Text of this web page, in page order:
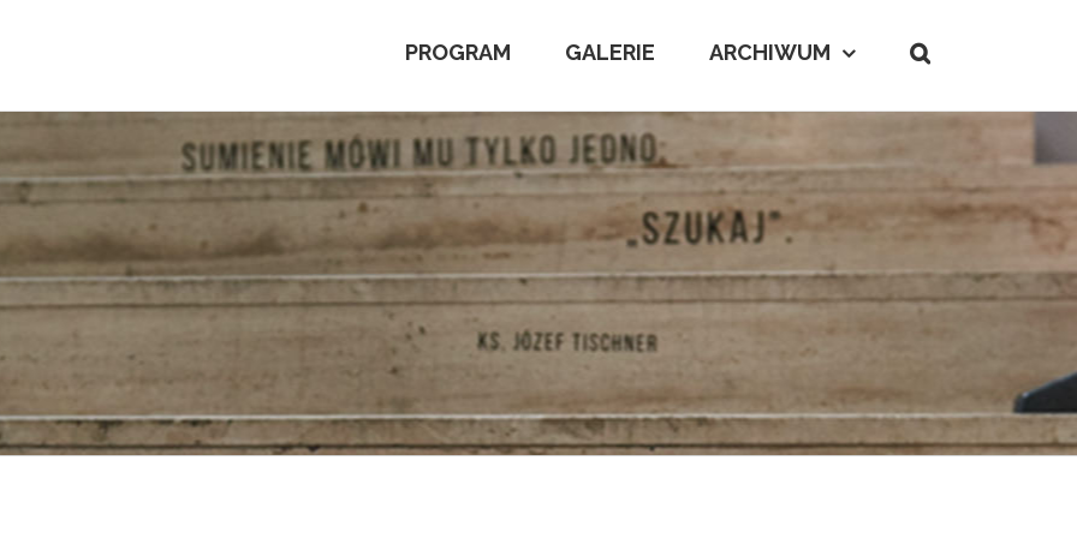
PROGRAM GALERIE ARCHIWUM